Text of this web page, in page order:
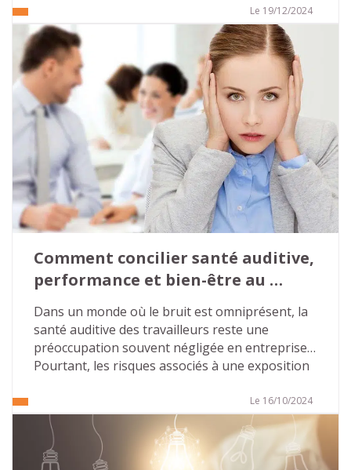
d’identifier les axes d’amélioration. Cet article
vous présente les points clés pour réaliser le
bilan de votre politique handicap vous
permettant, en appliquant les principes de
l’amélioration continue, de vous inscrire dans
un cycle vertueux.
Le 19/12/2024
Comment concilier santé auditive,
performance et bien-être au
travail ?
Dans un monde où le bruit est omniprésent, la
santé auditive des travailleurs reste une
préoccupation souvent négligée en entreprise.
Pourtant, les risques associés à une exposition
peuvent être lourds de conséquences, tant sur
le plan professionnel que personnel. Nous
allons faire le point sur l’importance de la
prévention des risques auditifs au travail, les
Le 16/10/2024